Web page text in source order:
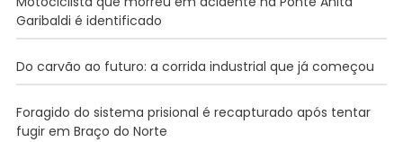
Garibaldi é identificado
Do carvão ao futuro: a corrida industrial que já começou
Foragido do sistema prisional é recapturado após tentar
fugir em Braço do Norte